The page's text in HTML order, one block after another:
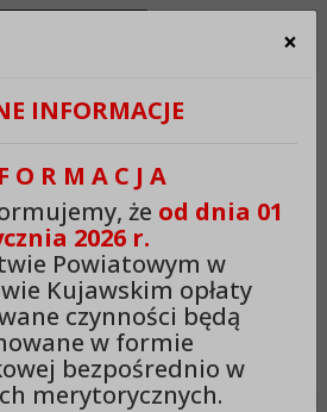
Zmień odstęp między literami
Zmień interlinię i margines
Czytaj tekst
×
INFORMACJE
O R M A C J A
że od dnia 01
2026 r.
Powiatowym w
Kujawskim opłaty
czynności będą
w formie
bezpośrednio w
merytorycznych.